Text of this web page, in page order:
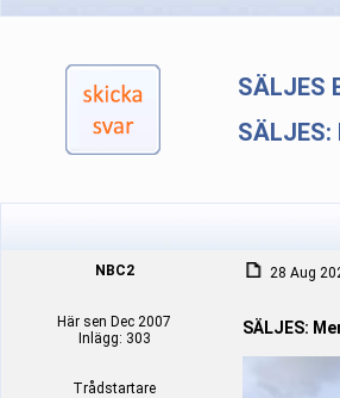
SÄLJES
NBC2
Här sen Dec 2007
Inlägg: 303
Trådstartare
28 Aug
SÄLJES: